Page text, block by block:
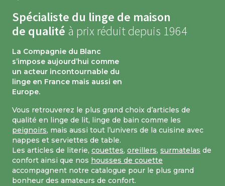
Spécialiste du linge de maison
de qualité à prix réduit depuis 1964
La Compagnie du Blanc
s’impose aujourd’hui comme
un acteur incontournable du
linge en France mais aussi en
Europe.
Vous retrouverez le plus grand choix d’articles de
qualité en linge de lit, linge de bain comme les
peignoirs, mais aussi tout l’univers de la cuisine avec
nappes et serviettes de table.
Les articles de literie, couettes, oreillers, surmatelas de
confort ainsi que nos housses de couette
accompagnent notre catalogue pour le plus grand
bonheur des amateurs de confort.